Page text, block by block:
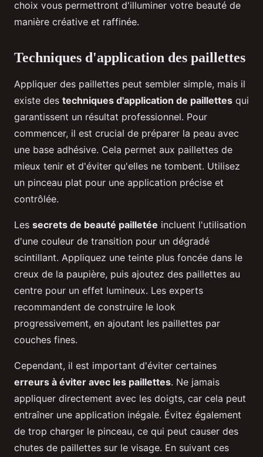
choix vous permettront d'illuminer votre beauté de
manière créative et raffinée.
Techniques d'application des paillettes
Appliquer des paillettes peut sembler simple, mais il
existe des techniques d'application de paillettes qui
garantissent un résultat professionnel. Pour
commencer, il est crucial de préparer la peau avec
une base adhésive. Cela permet aux paillettes de
mieux tenir et d'éviter qu'elles ne tombent. Utilisez
un pinceau plat pour une application précise et
contrôlée.
Les secrets de beauté pailletée incluent l'utilisation
d'une couleur de transition pour un dégradé
scintillant. Appliquez une teinte plus foncée dans le
creux de la paupière, puis ajoutez des paillettes au
centre pour un effet lumineux. Les experts
recommandent de construire le look
progressivement, en ajoutant les paillettes par
couches fines.
Cependant, il est important d'éviter certaines
erreurs à éviter avec les paillettes. Ne jamais
appliquer directement avec les doigts, car cela peut
entraîner une application inégale. Évitez également
de trop charger le pinceau, ce qui peut causer des
chutes de paillettes sur le visage. En suivant ces